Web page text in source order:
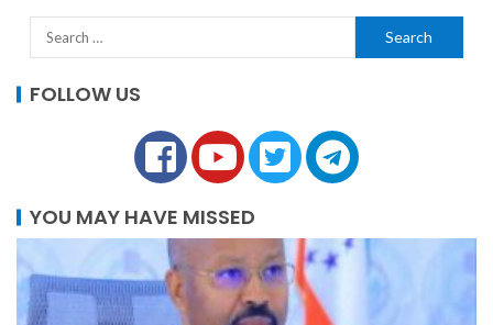
FOLLOW US
YOU MAY HAVE MISSED